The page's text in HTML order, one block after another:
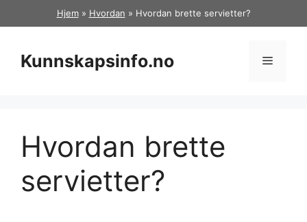
til
Hjem» Hvordan » Hvordan brette servietter?
Kunnskapsinfo.no Meny
Hvordan brette
servietter?